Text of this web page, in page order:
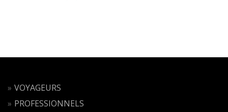
VOYAGEURS
PROFESSIONNELS